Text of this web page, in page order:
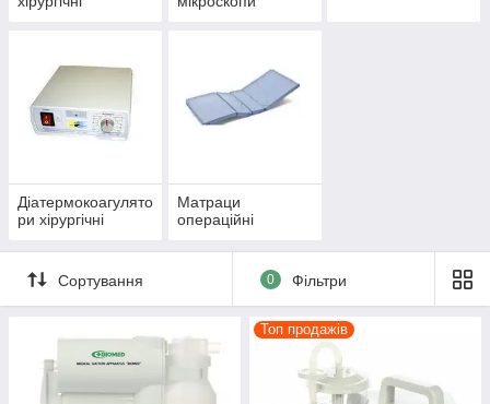
Діатермокоагулято
ри хірургічні
Матраци
операційні
Сортування 0 Фільтри
Топ продажів